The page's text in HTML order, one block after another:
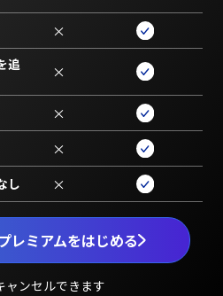
レミアムをはじめる
ャンセルできます
×
追
×
×
×
し ×